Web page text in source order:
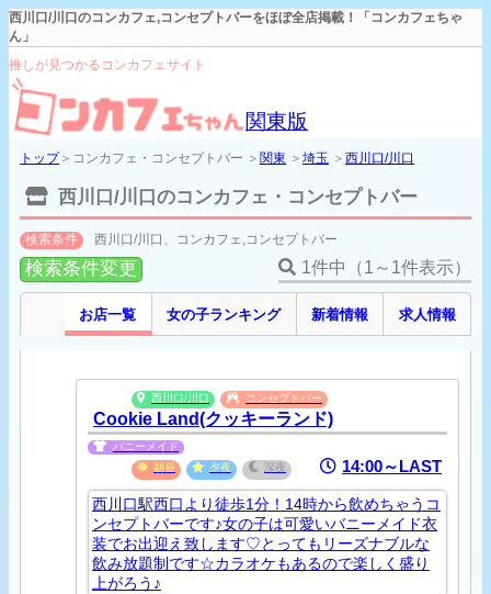
西川口/川口のコンカフェ,コンセプトバーをほぼ全店掲載！「コンカフェちゃ
ん」
推しが見つかるコンカフェサイト
関東版
トップ＞コンカフェ・コンセプトバー ＞ 関東 ＞ 埼玉 ＞ 西川口/川口
西川口/川口のコンカフェ・コンセプトバー
検索条件 西川口/川口、コンカフェ,コンセプトバー
1件中（1～1件表示）
検索条件変更
お店一覧 女の子ランキング 新着情報 求人情報
西川口/川口 コンセプトバー
Cookie Land(クッキーランド)
バニーメイド
朝昼
夕夜 深夜 14:00～LAST
西川口駅西口より徒歩1分！14時から飲めちゃうコ
ンセプトバーです♪女の子は可愛いバニーメイド衣
装でお出迎え致します♡とってもリーズナブルな
飲み放題制です☆カラオケもあるので楽しく盛り
上がろう♪